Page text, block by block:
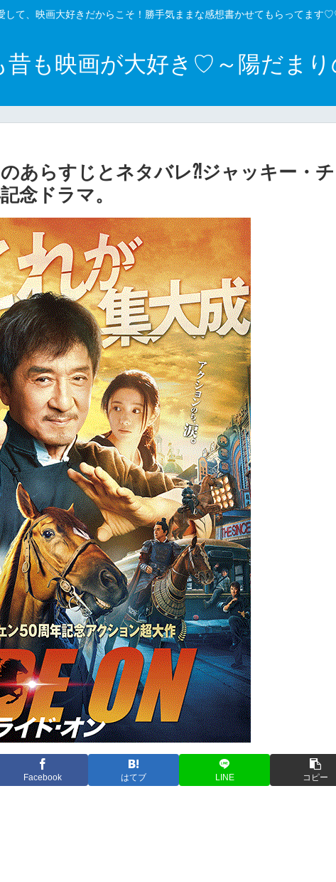
して、映画大好きだからこそ！勝手気ままな感想書かせてもらってま
昔も映画が大好き♡～陽だま
のあらすじとネタバレ⁈ジャッキー・
念ドラマ。
Facebook はてブ LINE コピー